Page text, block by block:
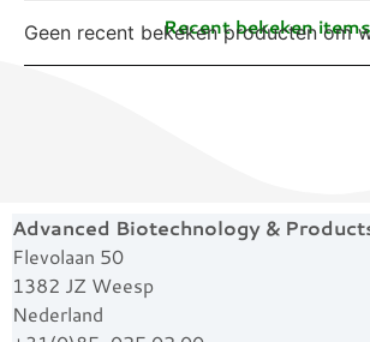
Recent bekeken
Geen recent bekeken producten om
Advanced Biotechnology &
Flevolaan 50
1382 JZ Weesp
Nederland